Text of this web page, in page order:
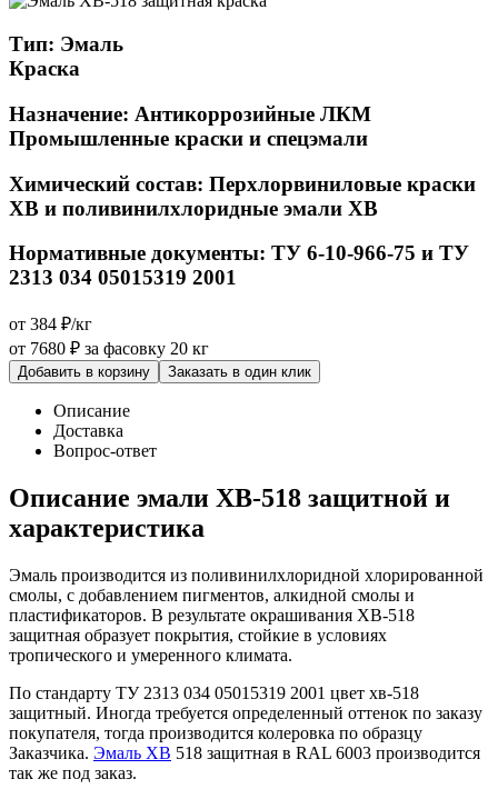
Тип: Эмаль
Краска
Назначение: Антикоррозийные ЛКМ
Промышленные краски и спецэмали
Химический состав: Перхлорвиниловые краски
ХВ и поливинилхлоридные эмали ХВ
Нормативные документы: ТУ 6-10-966-75 и ТУ
2313 034 05015319 2001
от 384 ₽/кг
от 7680 ₽ за фасовку 20 кг
Добавить в корзину Заказать в один клик
Описание
Доставка
Вопрос-ответ
Описание эмали ХВ-518 защитной и
характеристика
Эмаль производится из поливинилхлоридной хлорированной
смолы, с добавлением пигментов, алкидной смолы и
пластификаторов. В результате окрашивания ХВ-518
защитная образует покрытия, стойкие в условиях
тропического и умеренного климата.
По стандарту ТУ 2313 034 05015319 2001 цвет хв-518
защитный. Иногда требуется определенный оттенок по заказу
покупателя, тогда производится колеровка по образцу
Заказчика. Эмаль ХВ 518 защитная в RAL 6003 производится
так же под заказ.